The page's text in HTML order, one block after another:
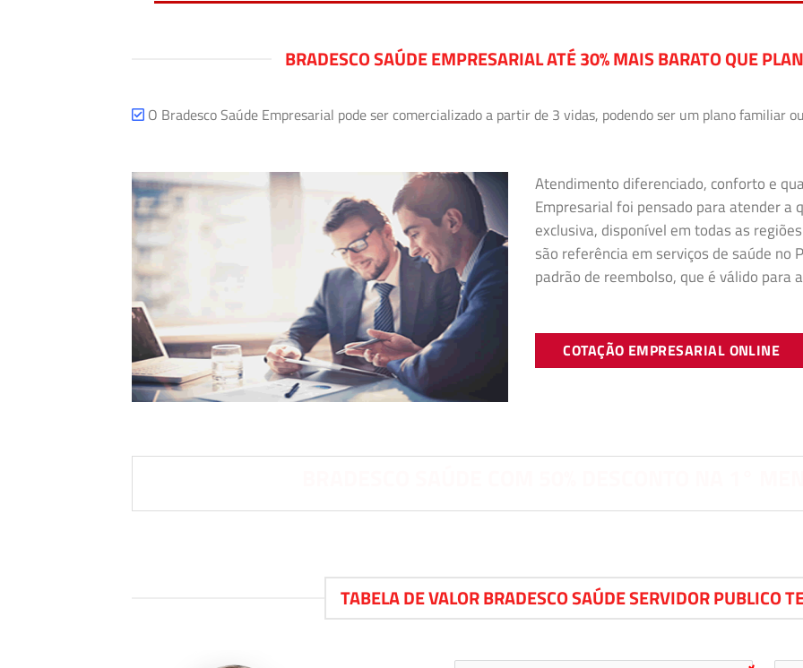
BRADESCO SAÚDE EMPRESARIAL ATÉ 30% MAIS BARATO QUE
O Bradesco Saúde Empresarial pode ser comercializado a partir de 3 vidas, podendo ser um plano familiar
Atendimento diferenciado, conforto e
Empresarial foi pensado para atender a
exclusiva, disponível em todas as
são referência em serviços de saúde no
padrão de reembolso, que é válido para
COTAÇÃO EMPRESARIAL ONLINE
TABELA DE VALOR BRADESCO SAÚDE SERVIDOR PUBLICO